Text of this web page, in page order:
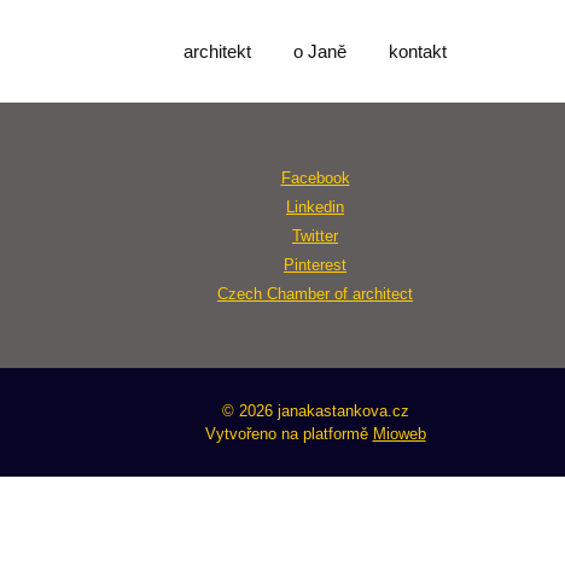
architekt o Janě kontakt
Facebook
Linkedin
Twitter
Pinterest
Czech Chamber of architect
© 2026 janakastankova.cz
Vytvořeno na platformě Mioweb